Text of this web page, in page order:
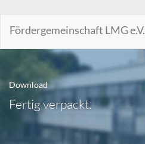
Zum
springen
Fördergemeinschaft LMG e.V.
Download
Fertig verpackt.